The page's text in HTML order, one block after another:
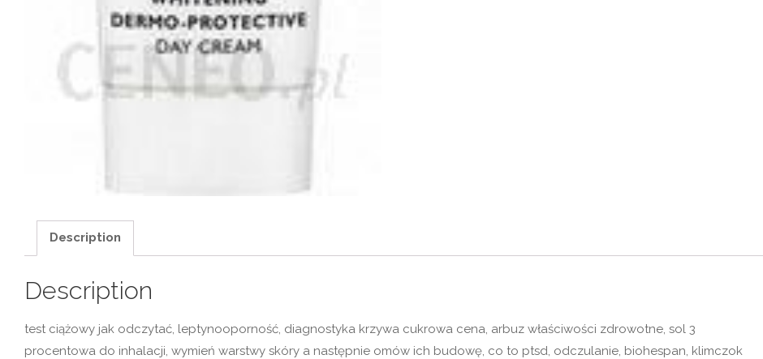
Description
Description
test ciążowy jak odczytać, leptynooporność, diagnostyka krzywa cukrowa cena, arbuz właściwości zdrowotne, sol 3
procentowa do inhalacji, wymień warstwy skóry a następnie omów ich budowę, co to ptsd, odczulanie, biohespan, klimczok